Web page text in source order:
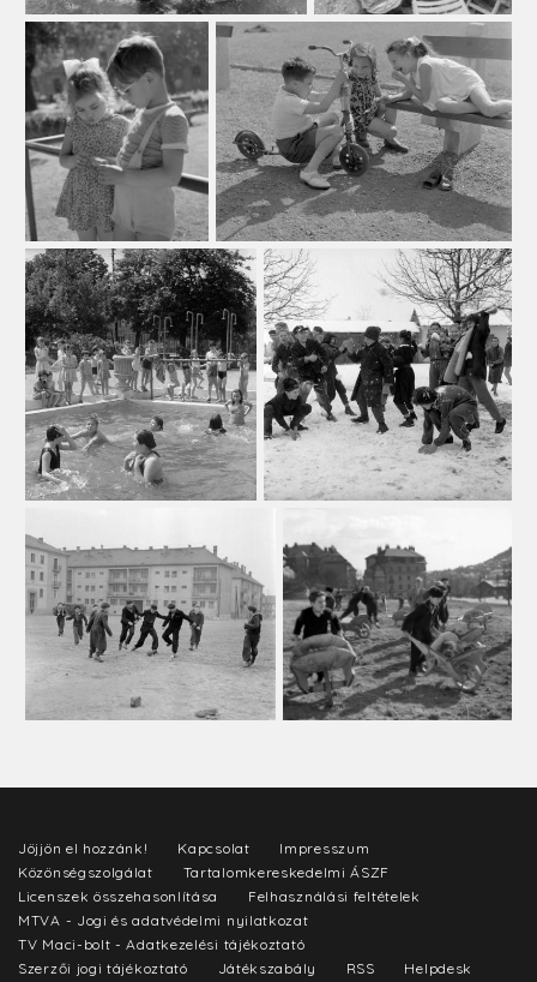
Jöjjön el hozzánk! Kapcsolat
Impresszum
Közönségszolgálat
Tartalomkereskedelmi ÁSZF
Licenszek összehasonlítása
Felhasználási feltételek
MTVA - Jogi és adatvédelmi nyilatkozat
TV Maci-bolt - Adatkezelési tájékoztató
Szerzői jogi tájékoztató
Játékszabály RSS Helpdesk